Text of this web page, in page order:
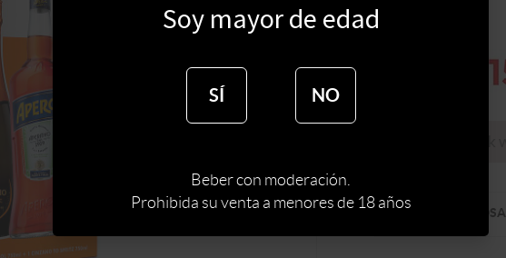
$
TIPO DE ESPIRITUOSA
Soy mayor de edad
SÍ NO
Beber con moderación.
Prohibida su venta a menores de 18 años